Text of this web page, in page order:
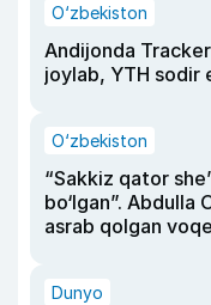
O‘zbekiston
Andijonda
joylab, YTH sodir
O‘zbekiston
“Sakkiz qator
bo‘lgan”.
asrab qolgan
Dunyo